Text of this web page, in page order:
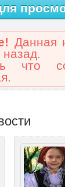
Данная
что